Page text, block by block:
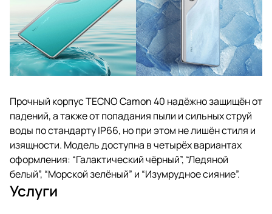
Прочный корпус TECNO Camon 40 надёжно защищён от
падений, а также от попадания пыли и сильных струй
воды по стандарту IP66, но при этом не лишён стиля и
изящности. Модель доступна в четырёх вариантах
оформления: “Галактический чёрный”, “Ледяной
белый”, “Морской зелёный” и “Изумрудное сияние”.
Услуги